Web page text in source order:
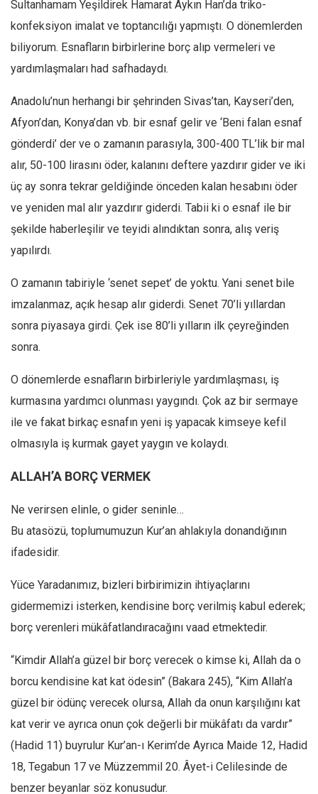
Bu Sayı
Tüm Sayılar
Kategoriler
Kitap
Karisi kitap sualleri
7 soruda bu hafta
Manzara
Sağlık
Avrupa
Amerika
Avustralya
Tarih
Düşünce
Sultanhamam Yeşildirek Hamarat Aykın Han’da triko-
konfeksiyon imalat ve toptancılığı yapmıştı. O dönemlerden
biliyorum. Esnafların birbirlerine borç alıp vermeleri ve
yardımlaşmaları had safhadaydı.
Anadolu’nun herhangi bir şehrinden Sivas’tan, Kayseri’den,
Afyon’dan, Konya’dan vb. bir esnaf gelir ve ‘Beni falan esnaf
gönderdi’ der ve o zamanın parasıyla, 300-400 TL’lik bir mal
alır, 50-100 lirasını öder, kalanını deftere yazdırır gider ve iki
üç ay sonra tekrar geldiğinde önceden kalan hesabını öder
ve yeniden mal alır yazdırır giderdi. Tabii ki o esnaf ile bir
şekilde haberleşilir ve teyidi alındıktan sonra, alış veriş
yapılırdı.
O zamanın tabiriyle ‘senet sepet’ de yoktu. Yani senet bile
imzalanmaz, açık hesap alır giderdi. Senet 70’li yıllardan
sonra piyasaya girdi. Çek ise 80’li yılların ilk çeyreğinden
sonra.
O dönemlerde esnafların birbirleriyle yardımlaşması, iş
kurmasına yardımcı olunması yaygındı. Çok az bir sermaye
ile ve fakat birkaç esnafın yeni iş yapacak kimseye kefil
olmasıyla iş kurmak gayet yaygın ve kolaydı.
ALLAH’A BORÇ VERMEK
Ne verirsen elinle, o gider seninle…
Bu atasözü, toplumumuzun Kur’an ahlakıyla donandığının
ifadesidir.
Yüce Yaradanımız, bizleri birbirimizin ihtiyaçlarını
gidermemizi isterken, kendisine borç verilmiş kabul ederek;
borç verenleri mükâfatlandıracağını vaad etmektedir.
“Kimdir Allah’a güzel bir borç verecek o kimse ki, Allah da o
borcu kendisine kat kat ödesin” (Bakara 245), “Kim Allah’a
güzel bir ödünç verecek olursa, Allah da onun karşılığını kat
kat verir ve ayrıca onun çok değerli bir mükâfatı da vardır”
(Hadid 11) buyrulur Kur’an-ı Kerim’de Ayrıca Maide 12, Hadid
18, Tegabun 17 ve Müzzemmil 20. Âyet-i Celilesinde de
benzer beyanlar söz konusudur.